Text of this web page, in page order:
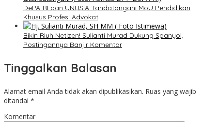
DePA-RI dan UNUSIA Tandatangani MoU Pendidikan
Khusus Profesi Advokat
Bikin Riuh Netizen! Sulianti Murad Dukung Spanyol,
Postingannya Banjir Komentar
Tinggalkan Balasan
Alamat email Anda tidak akan dipublikasikan. Ruas yang wajib
ditandai *
Komentar